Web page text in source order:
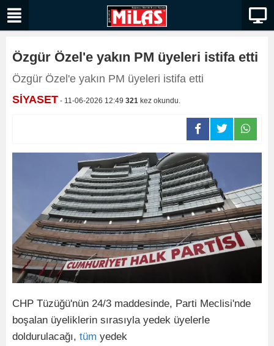
Özgür Özel'e yakın PM üyeleri istifa etti
Özgür Özel'e yakın PM üyeleri istifa etti
SİYASET - 11-06-2026 12:49 321 kez okundu.
CHP Tüzüğü'nün 24/3 maddesinde, Parti Meclisi'nde
boşalan üyeliklerin sırasıyla yedek üyelerle
doldurulacağı, tüm yedek